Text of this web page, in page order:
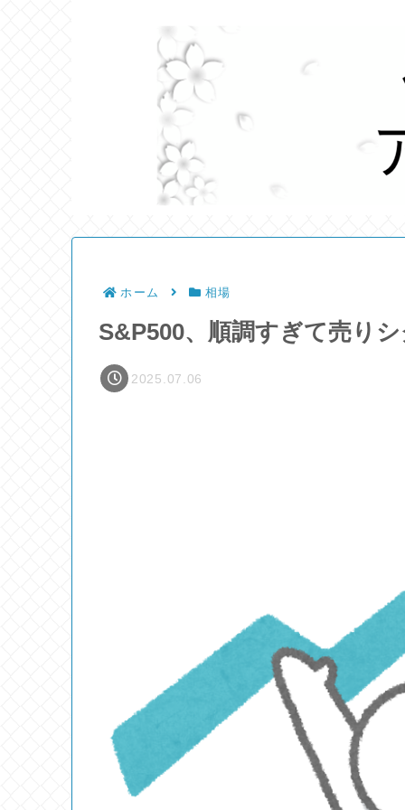
ホーム 相場
S&P500、順調すぎて売り
2025.07.06